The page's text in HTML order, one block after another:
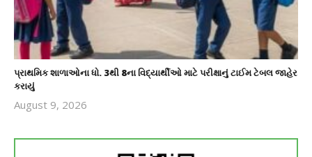
પ્રાથમિક શાળાઓના ધો. 3થી 8ના વિદ્યાર્થીઓ માટે પરીક્ષાનું ટાઈમ ટેબલ જાહેર
કરાયું
August 9, 2026